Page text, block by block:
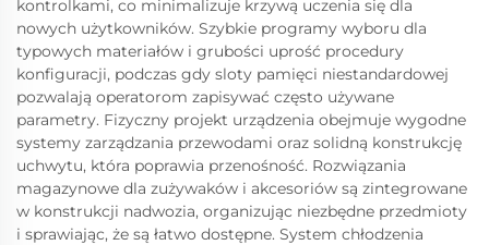
kontrolkami, co minimalizuje krzywą uczenia się dla
nowych użytkowników. Szybkie programy wyboru dla
typowych materiałów i grubości uprość procedury
konfiguracji, podczas gdy sloty pamięci niestandardowej
pozwalają operatorom zapisywać często używane
parametry. Fizyczny projekt urządzenia obejmuje wygodne
systemy zarządzania przewodami oraz solidną konstrukcję
uchwytu, która poprawia przenośność. Rozwiązania
magazynowe dla zużywaków i akcesoriów są zintegrowane
w konstrukcji nadwozia, organizując niezbędne przedmioty
i sprawiając, że są łatwo dostępne. System chłodzenia